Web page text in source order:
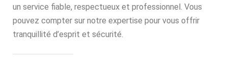
un service fiable, respectueux et professionnel. Vous
pouvez compter sur notre expertise pour vous offrir
tranquillité d’esprit et sécurité.